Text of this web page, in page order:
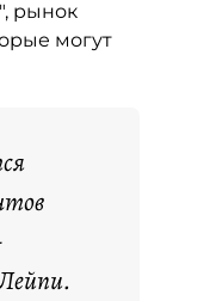
", рынок
могут